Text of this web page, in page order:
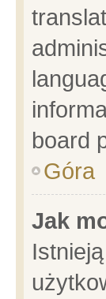
board
Góra
Jak